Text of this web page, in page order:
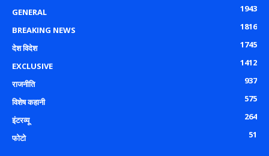
GENERAL
1943
BREAKING NEWS
1816
देश विदेश
1745
EXCLUSIVE
1412
राजनीति
937
विशेष कहानी
575
इंटरव्यू
264
फोटो
51